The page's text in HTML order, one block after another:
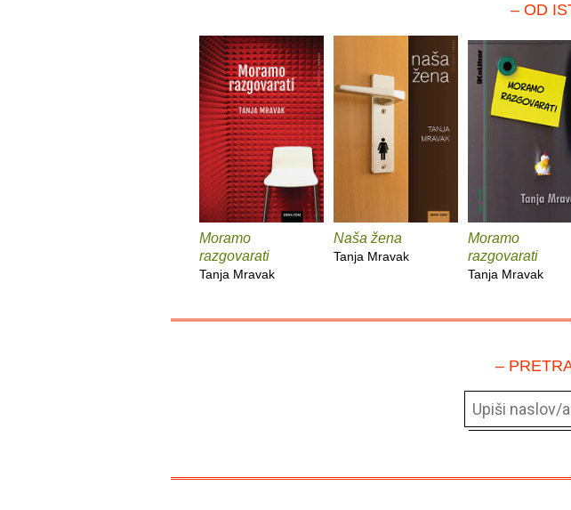
– OD
Moramo
razgovarati
Tanja Mravak
Naša žena
Tanja Mravak
Moramo
razgovarati
Tanja Mravak
–